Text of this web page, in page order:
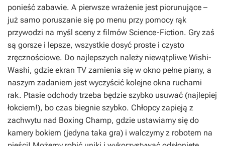
ponieść zabawie. A pierwsze wrażenie jest piorunujące –
już samo poruszanie się po menu przy pomocy rąk
przywodzi na myśl sceny z filmów Science-Fiction. Gry zaś
są gorsze i lepsze, wszystkie dosyć proste i czysto
zręcznościowe. Do najlepszych należy niewątpliwe Wishi-
Washi, gdzie ekran TV zamienia się w okno pełne piany, a
naszym zadaniem jest wyczyścić kolejne okna ruchami
rak. Ptasie odchody trzeba będzie szybko usuwać (najlepiej
łokciem!), bo czas biegnie szybko. Chłopcy zapieją z
zachwytu nad Boxing Champ, gdzie ustawiamy się do
kamery bokiem (jedyna taka gra) i walczymy z robotem na